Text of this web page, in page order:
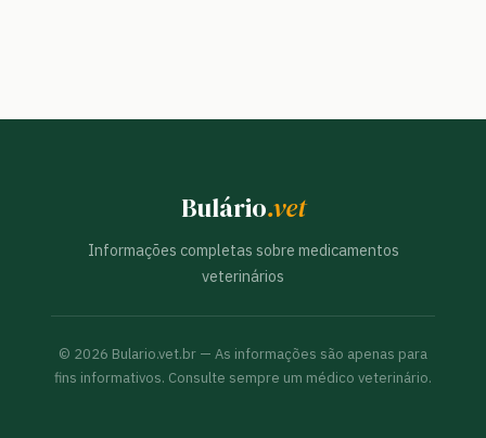
Bulário.vet
Informações completas sobre medicamentos
veterinários
© 2026 Bulario.vet.br — As informações são apenas para
fins informativos. Consulte sempre um médico veterinário.